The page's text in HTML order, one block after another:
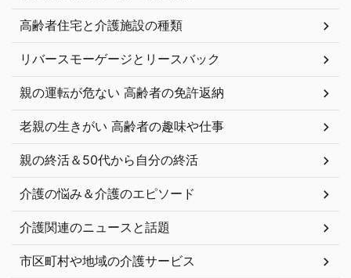
高齢者住宅と介護施設の種類
リバースモーゲージとリースバック
親の運転が危ない 高齢者の免許返納
老親の生きがい 高齢者の趣味や仕事
親の終活＆50代から自分の終活
介護の悩み＆介護のエピソード
介護関連のニュースと話題
市区町村や地域の介護サービス